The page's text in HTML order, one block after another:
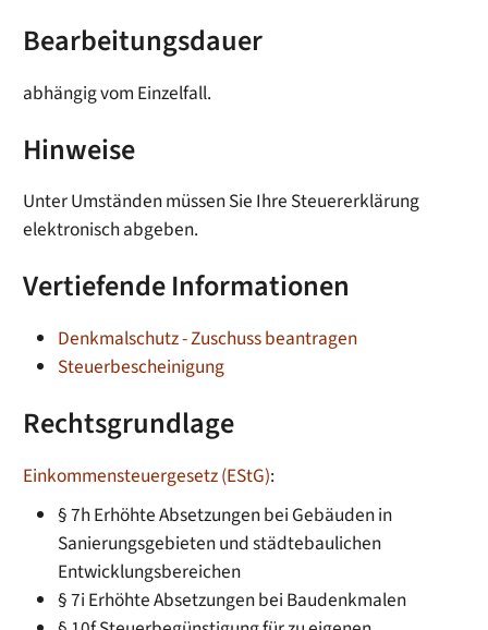
Bearbeitungsdauer
abhängig vom Einzelfall.
Hinweise
Unter Umständen müssen Sie Ihre Steuererklärung
elektronisch abgeben.
Vertiefende Informationen
Denkmalschutz - Zuschuss beantragen
Steuerbescheinigung
Rechtsgrundlage
Einkommensteuergesetz (EStG):
§ 7h Erhöhte Absetzungen bei Gebäuden in
Sanierungsgebieten und städtebaulichen
Entwicklungsbereichen
§ 7i Erhöhte Absetzungen bei Baudenkmalen